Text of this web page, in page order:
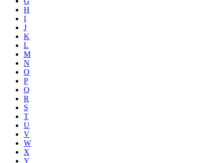
H
I
J
K
L
M
N
O
P
Q
R
S
T
U
V
W
X
Y